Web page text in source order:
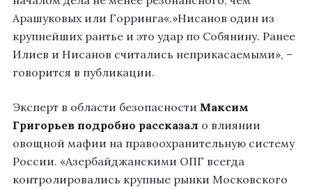
Арашуковых или Горринга«.»Нисанов один из
крупнейших рантье и это удар по Собянину. Ранее
Илиев и Нисанов считались неприкасаемыми», –
говорится в публикации.
Эксперт в области безопасности Максим
Григорьев подробно рассказал о влиянии
овощной мафии на правоохранительную систему
России. «Азербайджанскими ОПГ всегда
контролировались крупные рынки Московского